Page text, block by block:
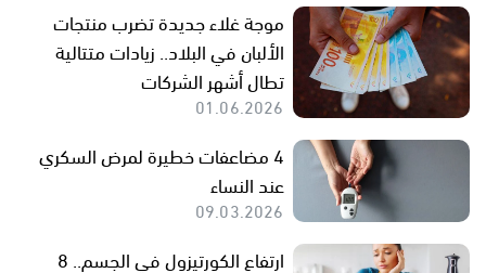
موجة غلاء جديدة تضرب منتجات
الألبان في البلاد.. زيادات متتالية
تطال أشهر الشركات
01.06.2026
4 مضاعفات خطيرة لمرض السكري
عند النساء
09.03.2026
ارتفاع الكورتيزول في الجسم.. 8